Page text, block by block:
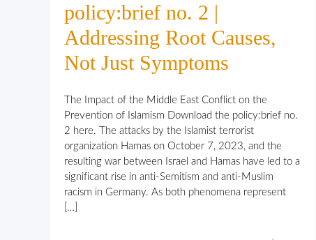
policy:brief no. 2 |
Addressing Root Causes,
Not Just Symptoms
The Impact of the Middle East Conflict on the
Prevention of Islamism Download the policy:brief no.
2 here. The attacks by the Islamist terrorist
organization Hamas on October 7, 2023, and the
resulting war between Israel and Hamas have led to a
significant rise in anti-Semitism and anti-Muslim
racism in Germany. As both phenomena represent
[…]